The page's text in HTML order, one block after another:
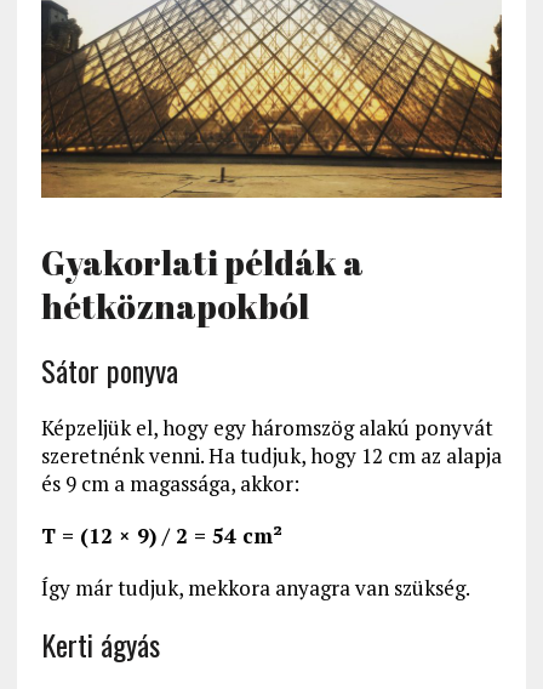
Gyakorlati példák a
hétköznapokból
Sátor ponyva
Képzeljük el, hogy egy háromszög alakú ponyvát
szeretnénk venni. Ha tudjuk, hogy 12 cm az alapja
és 9 cm a magassága, akkor:
T = (12 × 9) / 2 = 54 cm²
Így már tudjuk, mekkora anyagra van szükség.
Kerti ágyás